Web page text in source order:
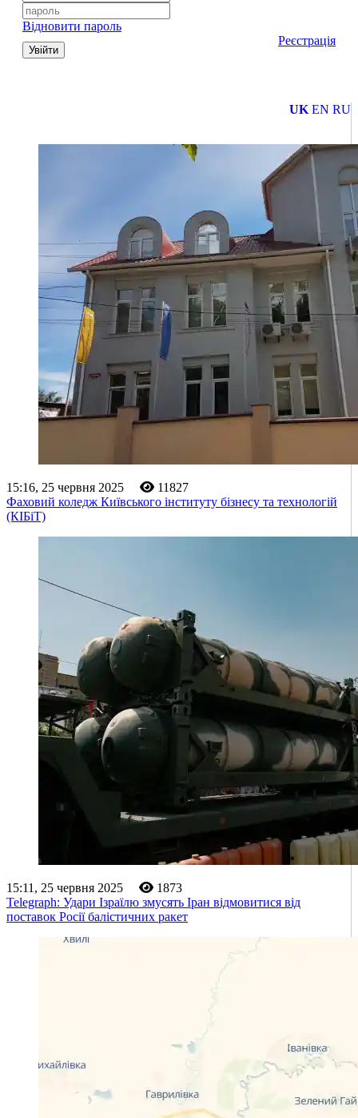
Відновити пароль
Увійти
Реєстрація
UK EN RU
15:16, 25 червня 2025
11827
Фаховий коледж Київського інституту бізнесу та технологій
(КІБіТ)
15:11, 25 червня 2025
1873
Telegraph: Удари Ізраїлю змусять Іран відмовитися від
поставок Росії балістичних ракет